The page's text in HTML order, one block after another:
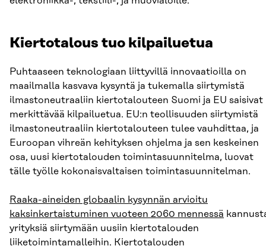
Kiertotalous tuo kilpailuetua
Puhtaaseen teknologiaan liittyvillä innovaatioilla on
maailmalla kasvava kysyntä ja tukemalla siirtymistä
ilmastoneutraaliin kiertotalouteen Suomi ja EU saisivat
merkittävää kilpailuetua. EU:n teollisuuden siirtymistä
ilmastoneutraaliin kiertotalouteen tulee vauhdittaa, ja
Euroopan vihreän kehityksen ohjelma ja sen keskeinen
osa, uusi kiertotalouden toimintasuunnitelma, luovat
tälle työlle kokonaisvaltaisen toimintasuunnitelman.
Raaka-aineiden globaalin kysynnän arvioitu
kaksinkertaistuminen vuoteen 2060 mennessä
yrityksiä siirtymään uusiin kiertotalouden
liiketoimintamalleihin. Kiertotalouden